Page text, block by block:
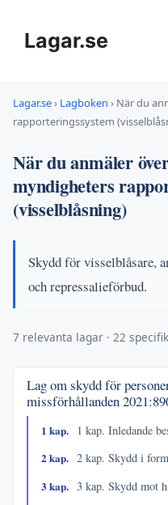
innehållLagar.se
Lagar.se› Lagboken › När du
rapporteringssystem
När du anmäler
myndigheters
(visselblåsning)
Skydd för visselblåsare,
och repressalieförbud.
7 relevanta lagar · 22
Lag om skydd för
missförhållanden
1 kap.
1 kap. Inledande
2 kap. 2 kap. Skydd i
3 kap. 3 kap. Skydd mot